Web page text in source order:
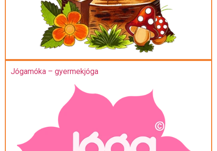
Jógamóka – gyermekjóga